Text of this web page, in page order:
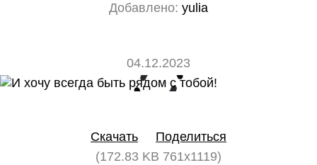
Добавлено: yulia
04.12.2023
Скачать
Поделиться
(172.83 KB 761x1119)